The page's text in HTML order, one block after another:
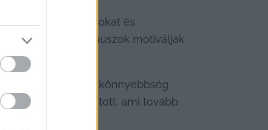
a különféle pótlékokat és
bónuszok motiválják
biztosít, ami nagy könnyebbség
étkezés is biztosított, ami tovább